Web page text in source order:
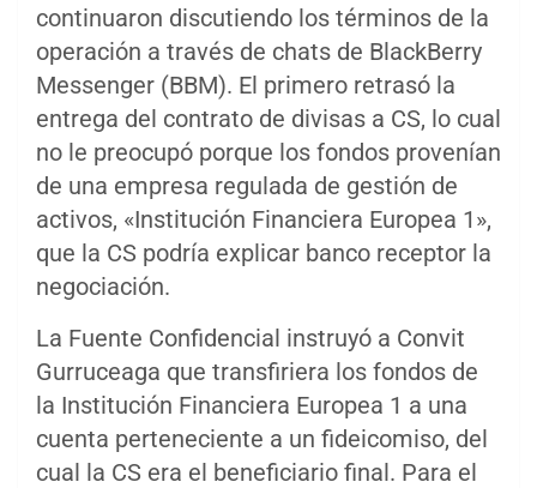
continuaron discutiendo los términos de la
operación a través de chats de BlackBerry
Messenger (BBM). El primero retrasó la
entrega del contrato de divisas a CS, lo cual
no le preocupó porque los fondos provenían
de una empresa regulada de gestión de
activos, «Institución Financiera Europea 1»,
que la CS podría explicar banco receptor la
negociación.
La Fuente Confidencial instruyó a Convit
Gurruceaga que transfiriera los fondos de
la Institución Financiera Europea 1 a una
cuenta perteneciente a un fideicomiso, del
cual la CS era el beneficiario final. Para el